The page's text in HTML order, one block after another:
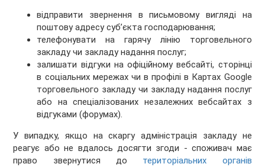
відправити звернення в письмовому вигляді на
поштову адресу суб’єкта господарювання;
телефонувати на гарячу лінію торговельного
закладу чи закладу надання послуг;
залишати відгуки на офіційному вебсайті, сторінці
в соціальних мережах чи в профілі в Картах Google
торговельного закладу чи закладу надання послуг
або на спеціалізованих незалежних вебсайтах з
відгуками (форумах).
У випадку, якщо на скаргу адміністрація закладу не
реагує або не вдалось досягти згоди - споживач має
право звернутися до територіальних органів